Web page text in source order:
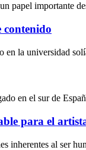
papel importante
contenido
la universidad
en el sur de
para el
inherentes al ser